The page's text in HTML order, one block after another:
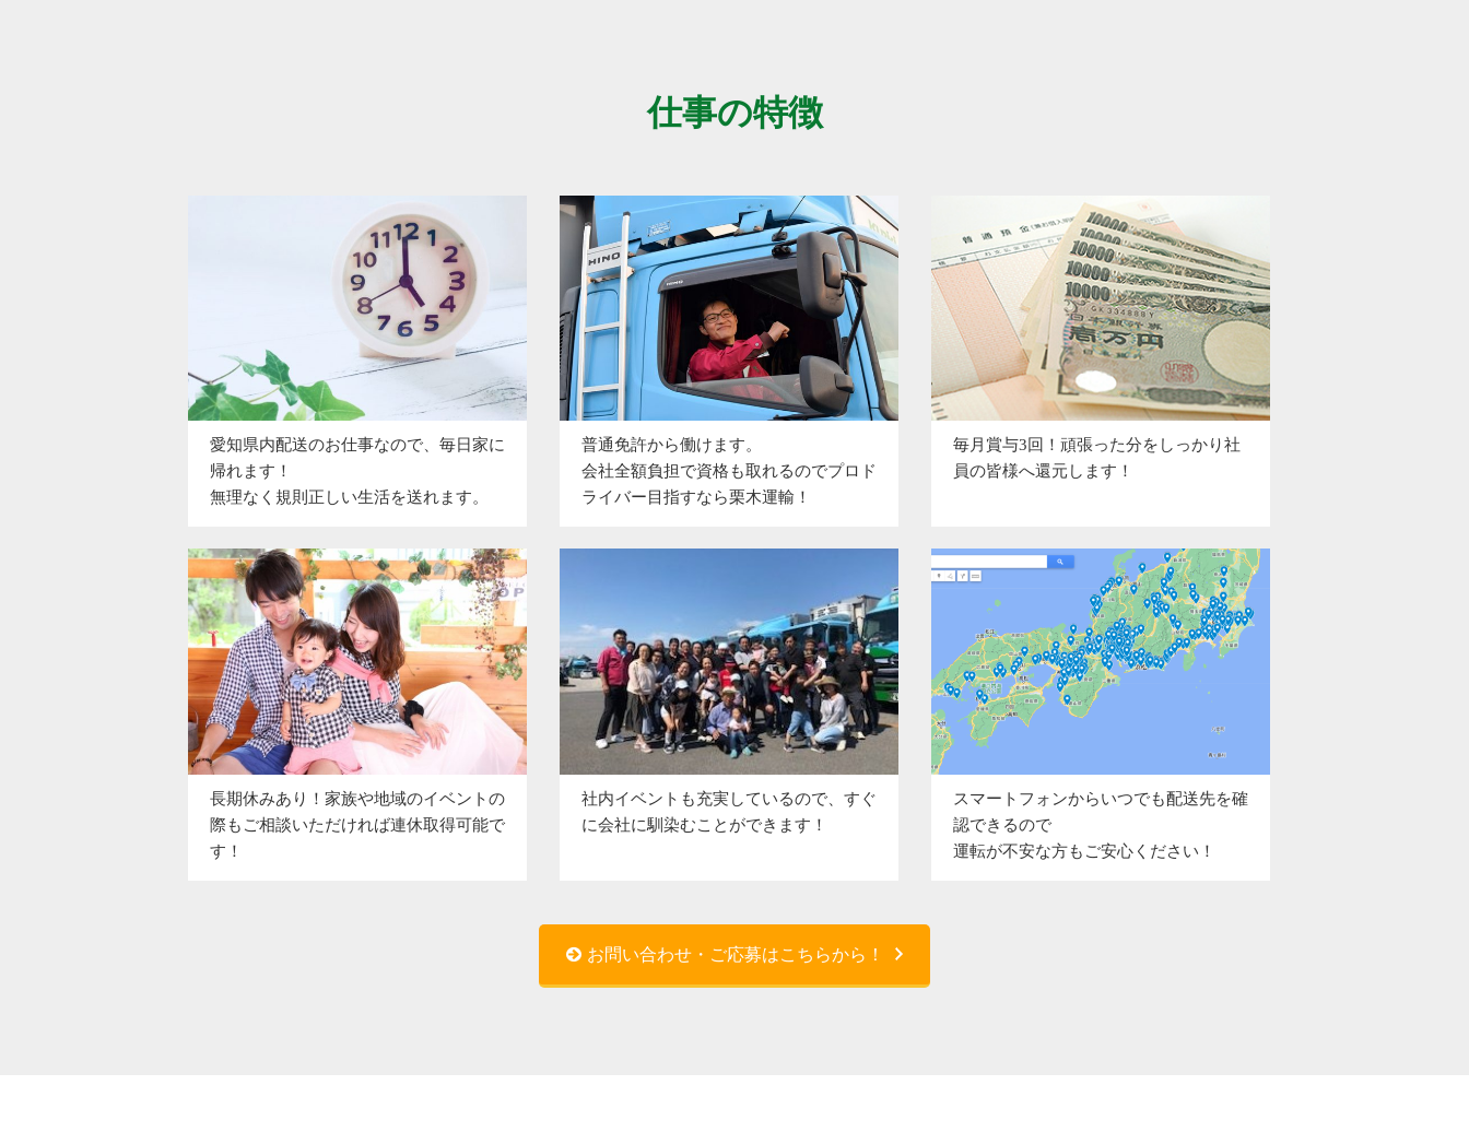
仕事の特徴
愛知県内配送のお仕事なので、毎日家に
帰れます！
無理なく規則正しい生活を送れます。
普通免許から働けます。
会社全額負担で資格も取れるのでプロド
ライバー目指すなら栗木運輸！
毎月賞与3回！頑張った分をしっかり社
員の皆様へ還元します！
長期休みあり！家族や地域のイベントの
際もご相談いただければ連休取得可能で
す！
社内イベントも充実しているので、すぐ
に会社に馴染むことができます！
スマートフォンからいつでも配送先を確
認できるので
運転が不安な方もご安心ください！
お問い合わせ・ご応募はこちらから！